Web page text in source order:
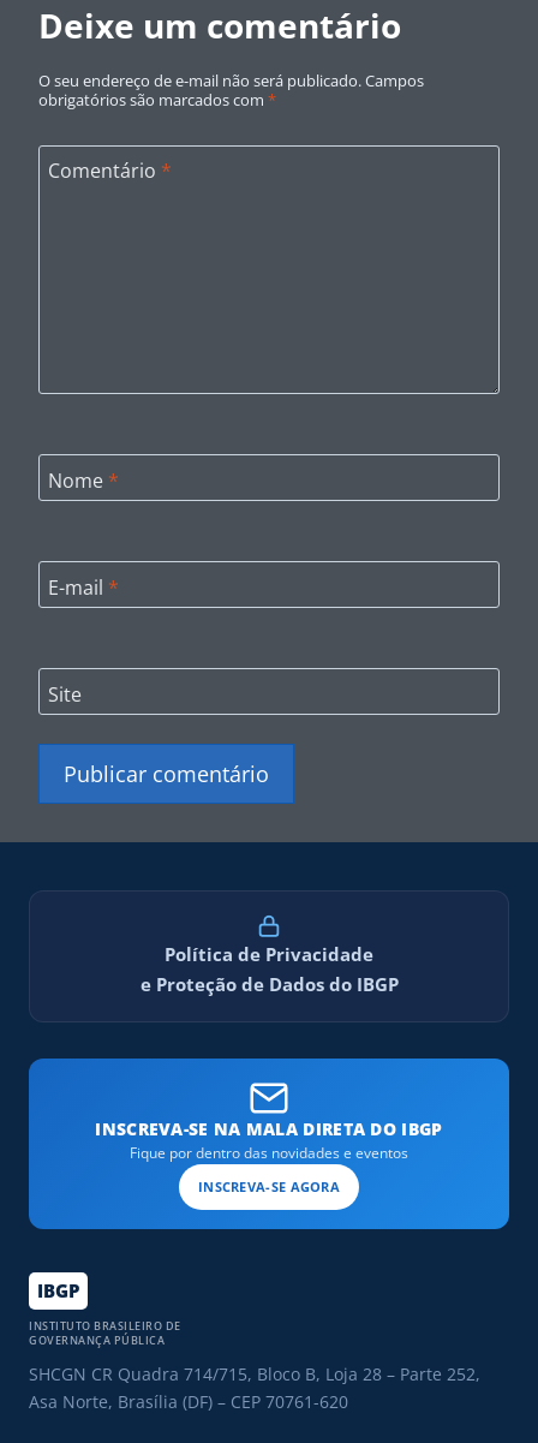
Deixe um comentário
O seu endereço de e-mail não será publicado.Campos
obrigatórios são marcados com *
Comentário *
Nome *
E-mail *
Site
Política de Privacidade
e Proteção de Dados do IBGP
INSCREVA-SE NA MALA DIRETA DO IBGP
Fique por dentro das novidades e eventos
INSCREVA-SE AGORA
IBGP
INSTITUTO BRASILEIRO DE
GOVERNANÇA PÚBLICA
SHCGN CR Quadra 714/715, Bloco B, Loja 28 – Parte 252,
Asa Norte, Brasília (DF) – CEP 70761-620